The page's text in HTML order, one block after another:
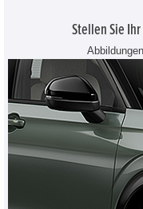
Stellen Sie